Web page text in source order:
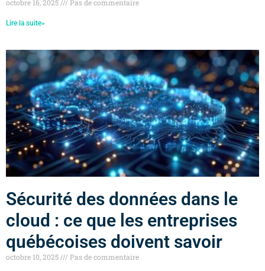
octobre 16, 2025 Pas de commentaire
Lire la suite»
Sécurité des données dans le
cloud : ce que les entreprises
québécoises doivent savoir
octobre 10, 2025 Pas de commentaire